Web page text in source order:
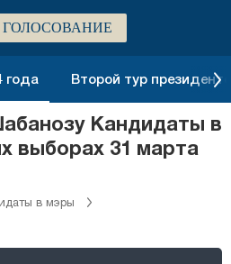
ГОЛОСОВАНИЕ
года Второй тур
Кандидаты в
выборах 31 марта
в мэры